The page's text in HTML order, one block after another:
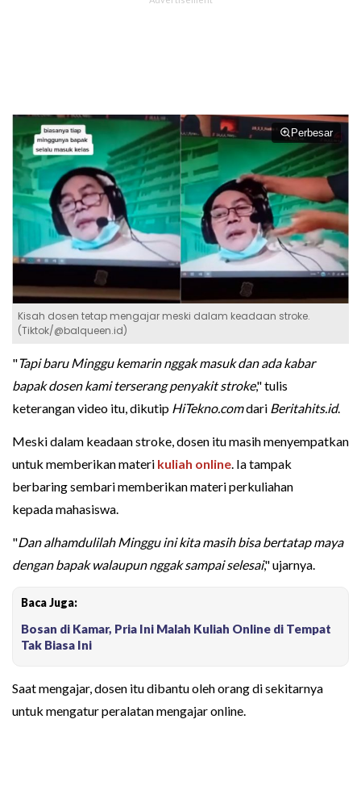
Perbesar
Kisah dosen tetap mengajar meski dalam keadaan stroke.
(Tiktok/@balqueen.id)
"Tapi baru Minggu kemarin nggak masuk dan ada kabar
bapak dosen kami terserang penyakit stroke," tulis
keterangan video itu, dikutip HiTekno.comdari Beritahits.id.
Meski dalam keadaan stroke, dosen itu masih menyempatkan
untuk memberikan materi kuliah online. Ia tampak
berbaring sembari memberikan materi perkuliahan
kepada mahasiswa.
"Dan alhamdulilah Minggu ini kita masih bisa bertatap maya
dengan bapak walaupun nggak sampai selesai," ujarnya.
Baca Juga:
Bosan di Kamar, Pria Ini Malah Kuliah Online di Tempat
Tak Biasa Ini
Saat mengajar, dosen itu dibantu oleh orang di sekitarnya
untuk mengatur peralatan mengajar online.